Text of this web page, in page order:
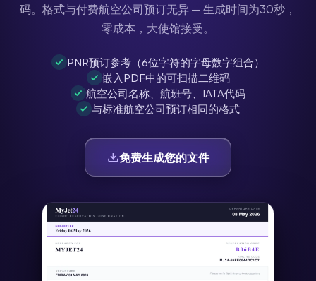
码。格式与付费航空公司预订无异 — 生成时间为30秒，
零成本，大使馆接受。
PNR预订参考（6位字符的字母数字组合）
嵌入PDF中的可扫描二维码
航空公司名称、航班号、IATA代码
与标准航空公司预订相同的格式
免费生成您的文件